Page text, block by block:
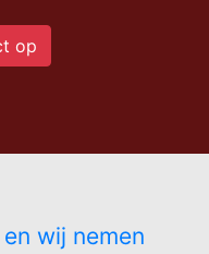
op
wij nemen